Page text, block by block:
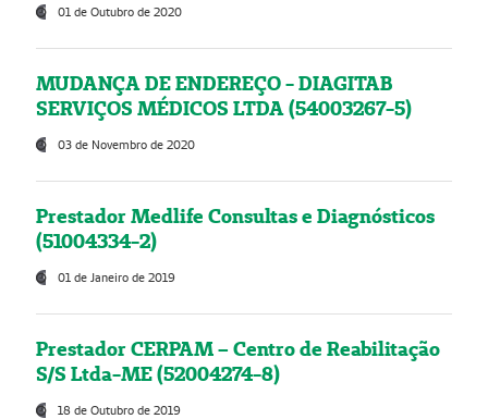
01 de Outubro de 2020
MUDANÇA DE ENDEREÇO - DIAGITAB
SERVIÇOS MÉDICOS LTDA (54003267-5)
03 de Novembro de 2020
Prestador Medlife Consultas e Diagnósticos
(51004334-2)
01 de Janeiro de 2019
Prestador CERPAM – Centro de Reabilitação
S/S Ltda-ME (52004274-8)
18 de Outubro de 2019